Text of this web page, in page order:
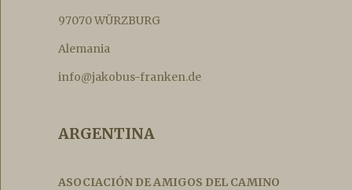
97070 WÜRZBURG
Alemania
info@jakobus-franken.de
ARGENTINA
ASOCIACIÓN DE AMIGOS DEL CAMINO